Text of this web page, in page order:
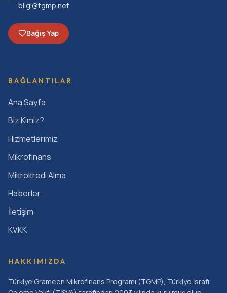
bilgi@tgmp.net
Bağış Yap
BAĞLANTILAR
Ana Sayfa
Biz Kimiz?
Hizmetlerimiz
Mikrofinans
Mikrokredi Alma
Haberler
İletişim
KVKK
HAKKIMIZDA
Türkiye Grameen Mikrofinans Programı (TGMP), Türkiye İsrafı